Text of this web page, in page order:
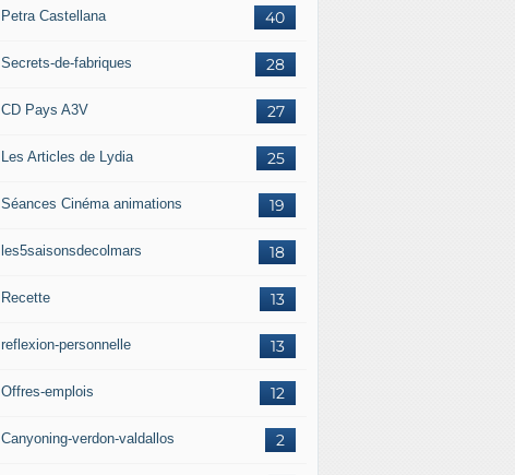
40
Petra Castellana
28
Secrets-de-fabriques
27
CD Pays A3V
25
Les Articles de Lydia
19
Séances Cinéma animations
18
les5saisonsdecolmars
13
Recette
13
reflexion-personnelle
12
Offres-emplois
2
Canyoning-verdon-valdallos